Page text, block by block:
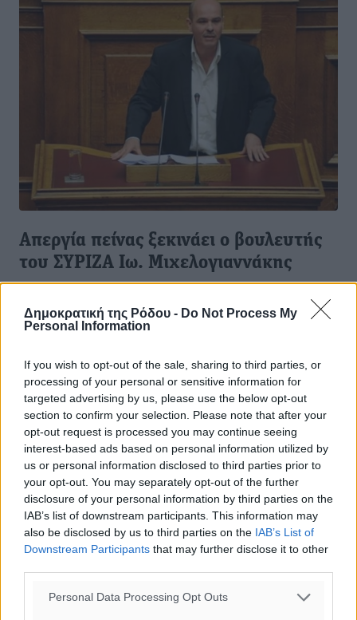
Δημοκρατική της Ρόδου - Do Not Process My
Personal Information
If you wish to opt-out of the sale, sharing to third parties, or
processing of your personal or sensitive information for
targeted advertising by us, please use the below opt-out
section to confirm your selection. Please note that after your
opt-out request is processed you may continue seeing
interest-based ads based on personal information utilized by
us or personal information disclosed to third parties prior to
your opt-out. You may separately opt-out of the further
disclosure of your personal information by third parties on the
IAB’s list of downstream participants. This information may
also be disclosed by us to third parties on the IAB’s List of
Downstream Participants that may further disclose it to other
Personal Data Processing Opt Outs
Απεργία πείνας ξεκινάει ο βουλευτής
του ΣΥΡΙΖΑ Ιω. Μιχελογιαννάκης
Την απόφασή του να προχωρήσει σε απεργία πείνας μαζί
με τους Σύρους πρόσφυγες στο Σύνταγμα, κάνει γνωστή
ο βουλευτής του ΣΥΡΙΖΑ Γιάννης Μιχελογιαννάκης. Ο
06.12.14, 16:45